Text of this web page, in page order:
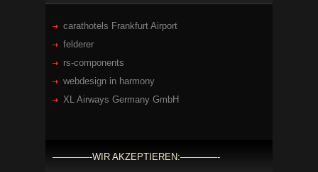
carathotels Frankfurt Airport
felderer
rs-components
webdesign in harmony
XL Airways Germany GmbH
————-WIR AKZEPTIEREN:————-